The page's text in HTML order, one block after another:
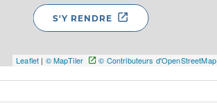
Leaflet | © MapTiler © Contributeurs d'OpenStreetMap
S'Y RENDRE